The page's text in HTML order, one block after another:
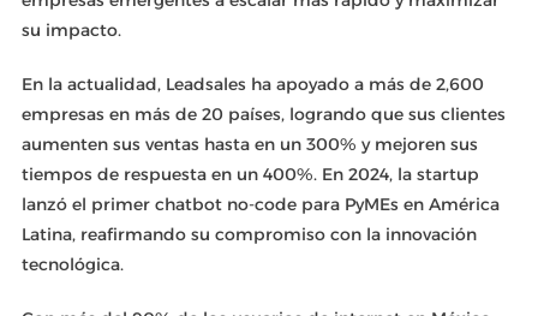
su impacto.
En la actualidad, Leadsales ha apoyado a más de 2,600
empresas en más de 20 países, logrando que sus clientes
aumenten sus ventas hasta en un 300% y mejoren sus
tiempos de respuesta en un 400%. En 2024, la startup
lanzó el primer chatbot no-code para PyMEs en América
Latina, reafirmando su compromiso con la innovación
tecnológica.